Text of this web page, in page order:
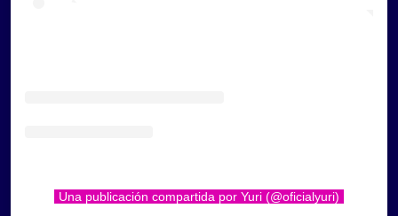
Una publicación compartida por Yuri (@oficialyuri)